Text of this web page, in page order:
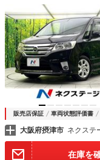
ダー ＥＴＣ ＨＩＤ
置 アイドリングス
販売店保証 車両状態評価書
大阪府摂津市 ネクス
在庫を